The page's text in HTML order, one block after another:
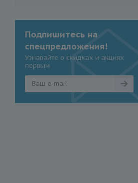
Подпишитесь на
спецпредложения!
Узнавайте о скидках и акциях
первым